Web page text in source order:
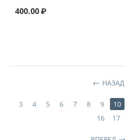
400.00₽
НАЗАД
3 4 5 6 7 8 9 10
16
17